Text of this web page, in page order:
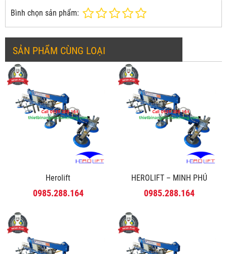
Bình chọn sản phẩm:
SẢN PHẨM CÙNG LOẠI
Herolift
0985.288.164
HEROLIFT – MINH PHÚ
0985.288.164